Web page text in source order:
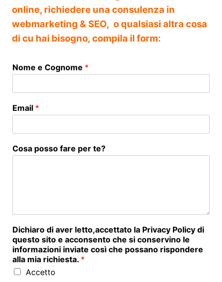
online, richiedere una consulenza in
webmarketing & SEO, o qualsiasi altra cosa
di cu hai bisogno, compila il form:
Nome e Cognome *
Email *
Cosa posso fare per te?
Dichiaro di aver letto,accettato la Privacy Policy di
questo sito e acconsento che si conservino le
informazioni inviate così che possano rispondere
alla mia richiesta. *
Accetto